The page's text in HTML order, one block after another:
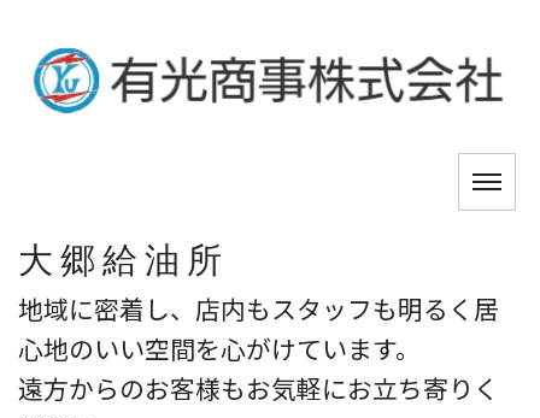
大郷給油所
地域に密着し、店内もスタッフも明るく居
心地のいい空間を心がけています。
遠方からのお客様もお気軽にお立ち寄りく